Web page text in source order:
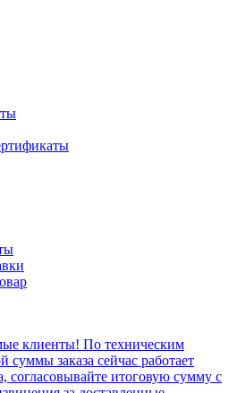
клиенты! По техническим
суммы заказа сейчас работает
согласовывайте итоговую сумму с